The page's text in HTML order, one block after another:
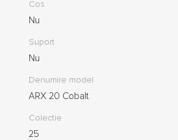
Cos
Nu
Suport
Nu
Denumire model
ARX 20 Cobalt
Colectie
25